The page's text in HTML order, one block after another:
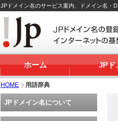
JPドメイン名のサービス案内、ドメイン名・
ホーム JPド
HOME 用語辞典
JPドメイン名について